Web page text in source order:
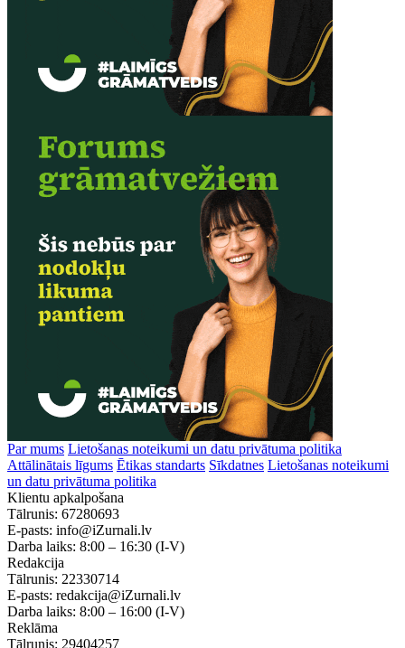
Par mums Lietošanas noteikumi un datu privātuma politika
Attālinātais līgums Ētikas standarts Sīkdatnes Lietošanas noteikumi
un datu privātuma politika
Klientu apkalpošana
Tālrunis: 67280693
E-pasts: info@iZurnali.lv
Darba laiks: 8:00 – 16:30 (I-V)
Redakcija
Tālrunis: 22330714
E-pasts: redakcija@iZurnali.lv
Darba laiks: 8:00 – 16:00 (I-V)
Reklāma
Tālrunis: 29404257